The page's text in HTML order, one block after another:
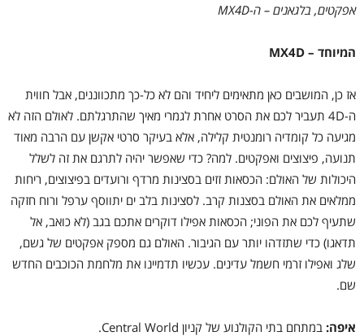
אפקטים, בלגאנים – ה-MX4D
המיוחד – MX4D
אז כן, המושבים כאן מתאימים ליחיד והם לא כל-כך מתכווננים, אבל חווית
ה-4D תעביר לכם את הסרט אחרת לגמרי מאיך שהתרגלתם. לאולם הזה לא
מגיעה כל קומדיה רומנטית קלילה, אלא בעיקר סרטי אקשן עם הרבה מאוד
תנועה, פיצוצים ואפקטים. למה? כדי שאפשר יהיה לתרגם את זה לשלל
היכולות של האולם: הכסאות זזים בסצינות מרדף ורועדים בפיצוצים, ריחות
ממלאים את האולם בסצנות קרב. לסצינות בלב ים יתווסף ערפל ורוח חזקה
שתעיף לכם את הפוני; הכסאות אפילו דוקרים אתכם בגב (לא כואב, אל
תדאגו) כדי שתזדהו יותר עם הגיבור. האולם גם מספק אפקטים של גשם,
שלג ואפילו זרמי חשמל עדינים. עכשיו תדמיינו את מלחמת הכוכבים החדש
שם.
איפה: במתחם בתי הקולנוע של קניון Central World.